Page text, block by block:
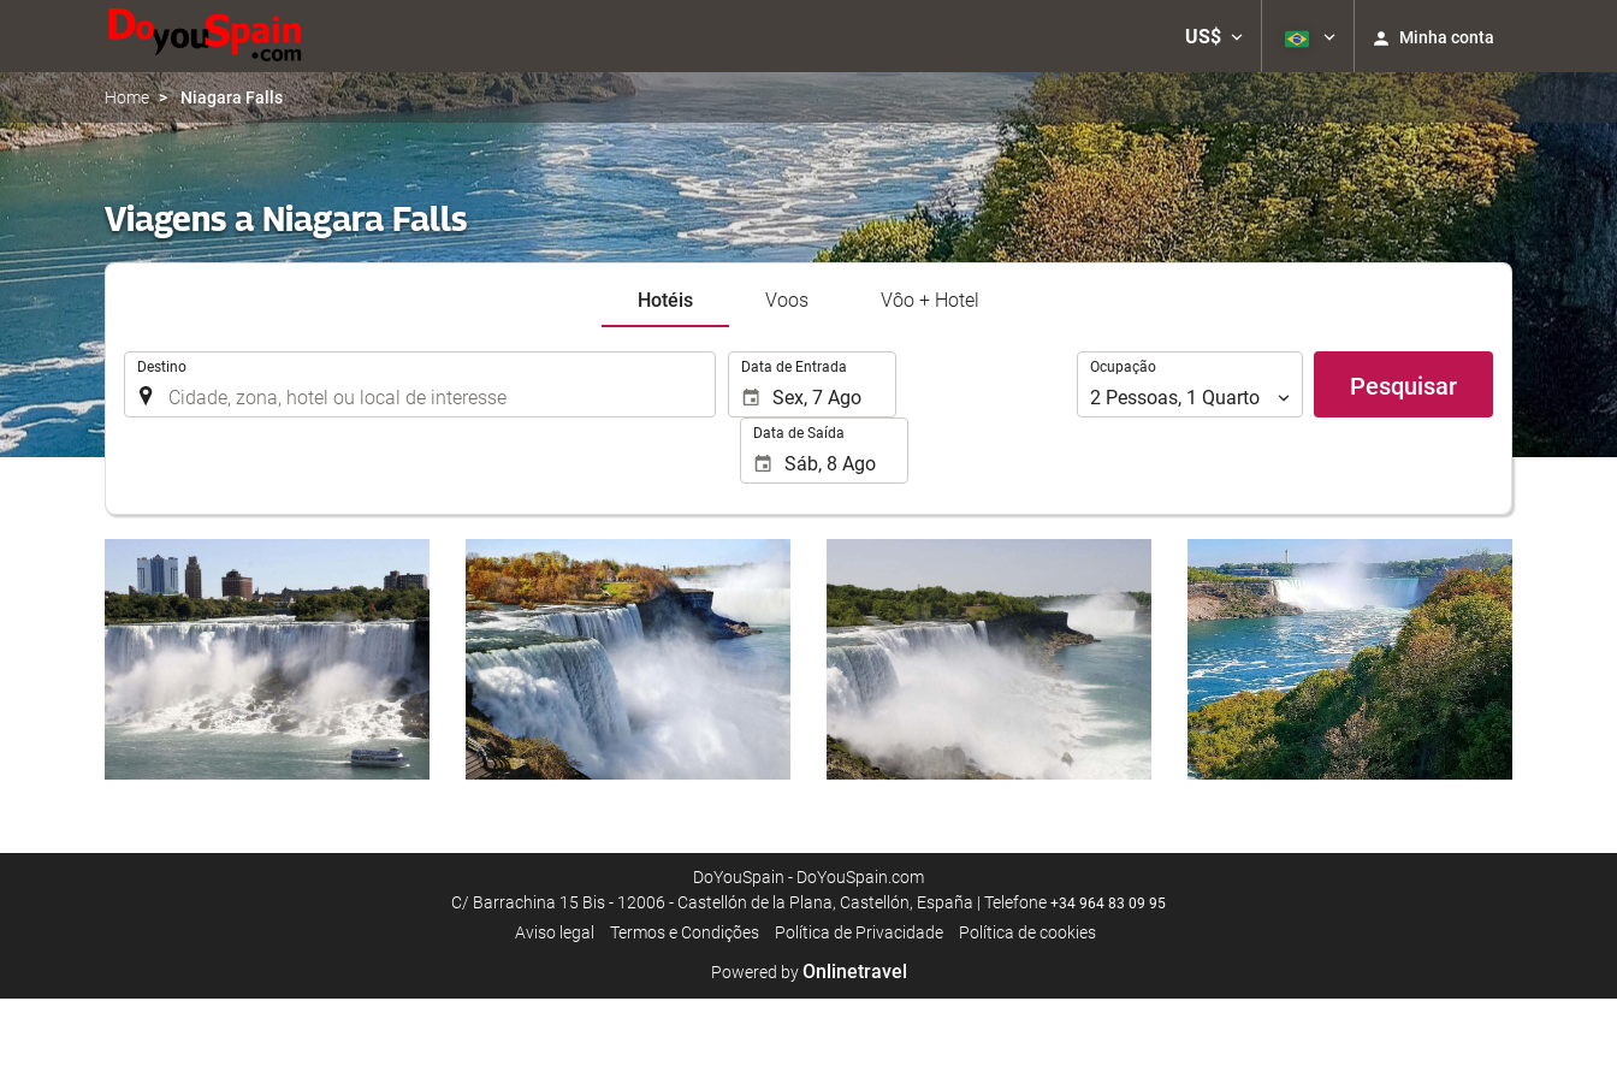
US$ Minha conta
Home Niagara Falls
Viagens a Niagara Falls
Hotéis Voos Vôo + Hotel
Destino Data de Entrada
Data de Saída
Ocupação
Ocupação
2 Pessoas, 1 Quarto Pesquisar
DoYouSpain - DoYouSpain.com
C/ Barrachina 15 Bis - 12006 - Castellón de la Plana, Castellón, España | Telefone +34 964 83 09 95
Aviso legal Termos e Condições Política de Privacidade Política de cookies
Powered byOnlinetravel